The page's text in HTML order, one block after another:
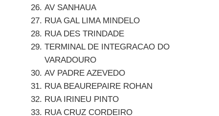
AV SANHAUA
RUA GAL LIMA MINDELO
RUA DES TRINDADE
TERMINAL DE INTEGRACAO DO
VARADOURO
AV PADRE AZEVEDO
RUA BEAUREPAIRE ROHAN
RUA IRINEU PINTO
RUA CRUZ CORDEIRO